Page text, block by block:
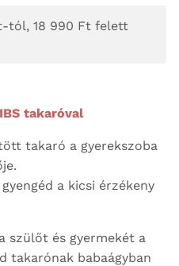
tól, 18 990 Ft felett
takaróval
takaró a gyerekszoba
a kicsi érzékeny
szülőt és gyermekét a
takarónak babaágyban